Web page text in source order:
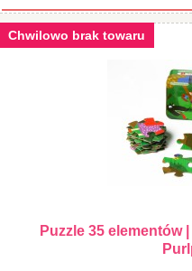
Chwilowo brak towaru
Puzzle 35 elementów